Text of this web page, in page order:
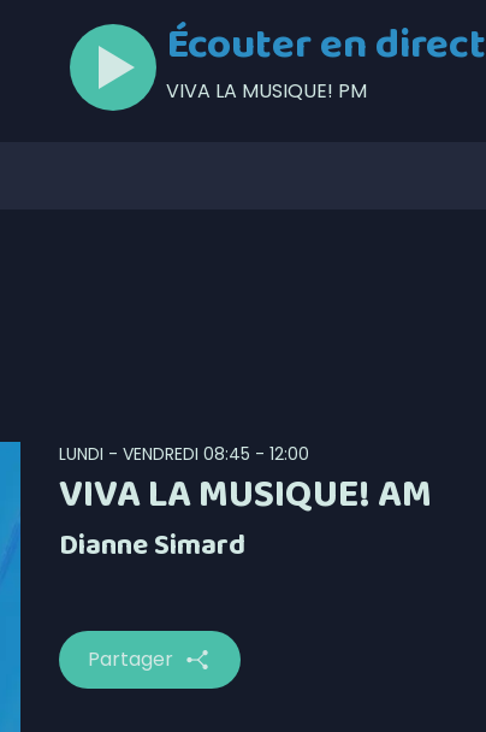
Écouter en direct
VIVA LA MUSIQUE! PM
LUNDI - VENDREDI 08:45 - 12:00
VIVA LA MUSIQUE! AM
Dianne Simard
Partager